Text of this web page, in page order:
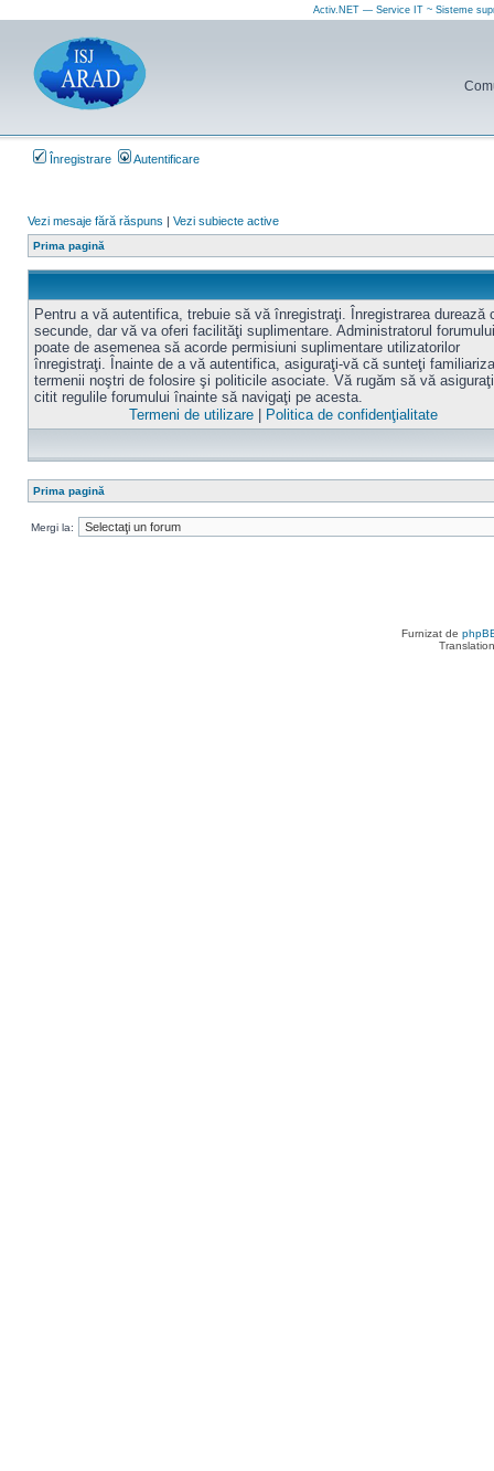
Activ.NET — Service IT ~ Sisteme
Înregistrare Autentificare
Vezi mesaje fără răspuns | Vezi subiecte active
Prima pagină
Pentru a vă autentifica, trebuie să vă înregistraţi. Înregistrarea durează
secunde, dar vă va oferi facilităţi suplimentare. Administratorul forumului
poate de asemenea să acorde permisiuni suplimentare utilizatorilor
înregistraţi. Înainte de a vă autentifica, asiguraţi-vă că sunteţi
termenii noştri de folosire şi politicile asociate. Vă rugăm să vă
citit regulile forumului înainte să navigaţi pe acesta.
Termeni de utilizare
Politica de confidenţialitate
Prima pagină
Mergi la:
Furnizat de